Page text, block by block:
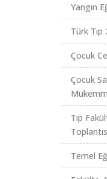
Yangın
Türk Tıp
Çocuk
Çocuk
Tıp
Temel